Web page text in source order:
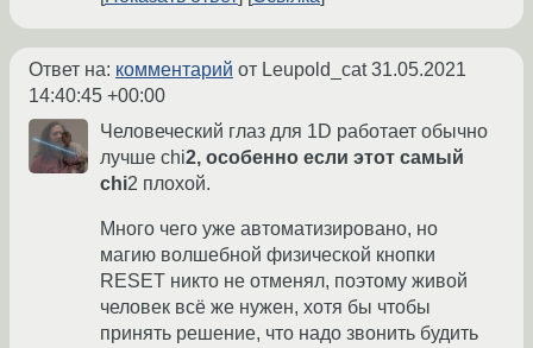
Ответ на: комментарий от Leupold_cat31.05.2021
14:40:45 +00:00
Человеческий глаз для 1D работает обычно
лучше chi2, особенно если этот самый
chi2 плохой.
Много чего уже автоматизировано, но
магию волшебной физической кнопки
RESET никто не отменял, поэтому живой
человек всё же нужен, хотя бы чтобы
принять решение, что надо звонить будить